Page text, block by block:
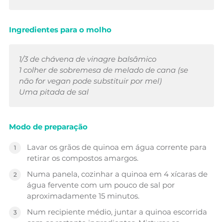
Ingredientes para o molho
1/3 de chávena de vinagre balsâmico
1 colher de sobremesa de melado de cana (se
não for vegan pode substituir por mel)
Uma pitada de sal
Modo de preparação
Lavar os grãos de quinoa em água corrente para
retirar os compostos amargos.
Numa panela, cozinhar a quinoa em 4 xícaras de
água fervente com um pouco de sal por
aproximadamente 15 minutos.
Num recipiente médio, juntar a quinoa escorrida